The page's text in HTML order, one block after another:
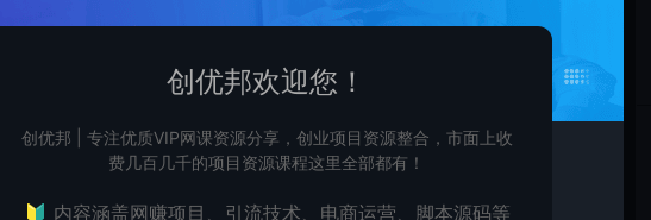
盲目跟风，尤其很多新手看到一些大佬动不动就几十万上百万的
创优邦欢迎您！
创优邦 | 专注优质VIP网课资源分享，创业项目资源整合，市面上收
费几百几千的项目资源课程这里全部都有！
🔰 内容涵盖网赚项目、引流技术、电商运营、脚本源码等